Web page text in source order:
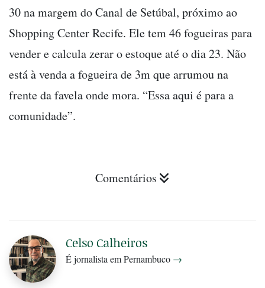
30 na margem do Canal de Setúbal, próximo ao
Shopping Center Recife. Ele tem 46 fogueiras para
vender e calcula zerar o estoque até o dia 23. Não
está à venda a fogueira de 3m que arrumou na
frente da favela onde mora. “Essa aqui é para a
comunidade”.
Comentários
Celso Calheiros
É jornalista em Pernambuco →